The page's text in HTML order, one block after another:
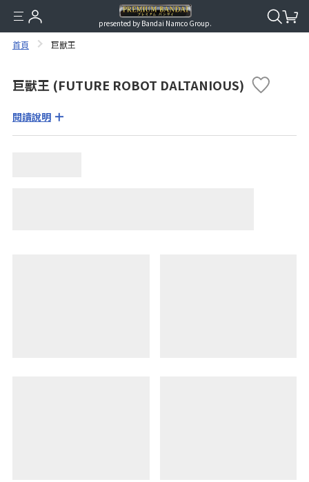
presented by Bandai Namco Group.
首頁 巨獸王
巨獸王 (FUTURE ROBOT DALTANIOUS)
閱讀說明